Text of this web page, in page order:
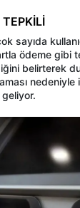
sayıda
ödeme gibi
belirterek
geliyor.